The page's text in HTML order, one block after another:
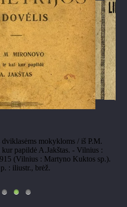
mokykloms / iš P.M.
papildė A.Jakštas. - Vilnius :
(Vilnius : Martyno Kuktos sp.).
: iliustr., brėž.